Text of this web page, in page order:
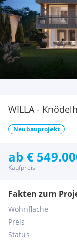
WILLA -
Neubauprojekt
Fakten zum
Wohnfläche
Preis
Status
ab €
Kaufpreis